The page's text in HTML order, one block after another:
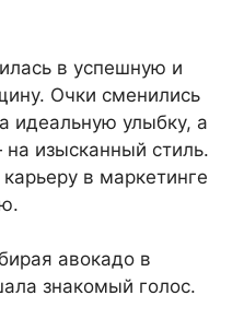
в успешную и
Очки сменились
идеальную улыбку, а
изысканный стиль.
в маркетинге
авокадо в
знакомый голос.